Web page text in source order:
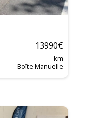
13990€
km
Boîte Manuelle